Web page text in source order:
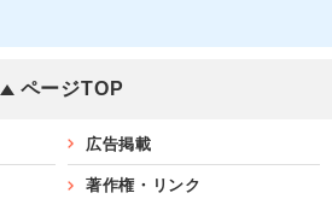
ページTOP
広告掲載
著作権・リンク